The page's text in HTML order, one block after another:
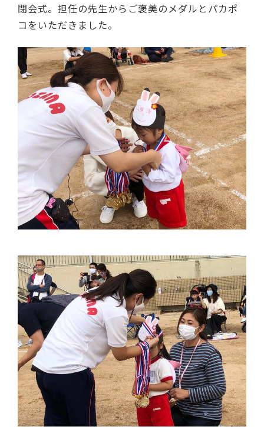
閉会式。担任の先生からご褒美のメダルとパカポ
コをいただきました。